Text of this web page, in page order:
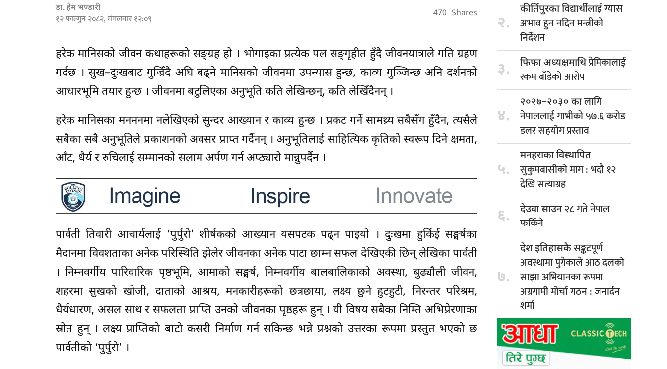
डा. हेम भण्डारी
१२ फाल्गुन २०८२, मंगलवार १२:०९ 470 Shares
हरेक मानिसको जीवन कथाहरूको सङ्ग्रह हो । भोगाइका प्रत्येक पल सङ्गृहीत हुँदै जीवनयात्राले गति ग्रहण
गर्दछ । सुख–दुःखबाट गुज्रिँदै अघि बढ्ने मानिसको जीवनमा उपन्यास हुन्छ, काव्य गुञ्जिन्छ अनि दर्शनको
आधारभूमि तयार हुन्छ । जीवनमा बटुलिएका अनुभूति कति लेखिन्छन्, कति लेखिँदैनन् ।
हरेक मानिसका मनमनमा नलेखिएको सुन्दर आख्यान र काव्य हुन्छ । प्रकट गर्ने सामथ्र्य सबैसँग हुँदैन, त्यसैले
सबैका सबै अनुभूतिले प्रकाशनको अवसर प्राप्त गर्दैनन् । अनुभूतिलाई साहित्यिक कृतिको स्वरूप दिने क्षमता,
आँट, धैर्य र रुचिलाई सम्मानको सलाम अर्पण गर्न अप्ठ्यारो मान्नुपर्दैन ।
पार्वती तिवारी आचार्यलाई ‘पुर्पुरो’ शीर्षकको आख्यान यसपटक पढ्न पाइयो । दुःखमा हुर्किई सङ्घर्षका
मैदानमा विवशताका अनेक परिस्थिति झेलेर जीवनका अनेक पाटा छाम्न सफल देखिएकी छिन् लेखिका पार्वती
। निम्नवर्गीय पारिवारिक पृष्ठभूमि, आमाको सङ्घर्ष, निम्नवर्गीय बालबालिकाको अवस्था, बुढ्यौली जीवन,
शहरमा सुखको खोजी, दाताको आश्रय, मनकारीहरूको छत्रछाया, लक्ष्य छुने हुटहुटी, निरन्तर परिश्रम,
धैर्यधारण, असल साथ र सफलता प्राप्ति उनको जीवनका पृष्ठहरू हुन् । यी विषय सबैका निम्ति अभिप्रेरणाका
स्रोत हुन् । लक्ष्य प्राप्तिको बाटो कसरी निर्माण गर्न सकिन्छ भन्ने प्रश्नको उत्तरका रूपमा प्रस्तुत भएको छ
पार्वतीको ‘पुर्पुरो’ ।
२.
कीर्तिपुरका विद्यार्थीलाईग्यास
अभाव हुन नदिन मन्त्रीको
निर्देशन
३. फिफा अध्यक्षमाथिप्रेमिकालाई
रकम बाँडेको आरोप
४.
२०२७–२०३० कालागि
नेपाललाई गाभीको ५७.६ करोड
डलर सहयोग प्रस्ताव
५.
मनहराका विस्थापित
सुकुमबासीको माग : भदौ १२
देखि सत्याग्रह
६. देउवा साउन२८ गते नेपाल
फर्किने
७.
देश इतिहासकैसङ्कटपूर्ण
अवस्थामा पुगेकाले आठ दलको
साझा अभियानका रूपमा
अग्रगामी मोर्चा गठन : जनार्दन
शर्मा